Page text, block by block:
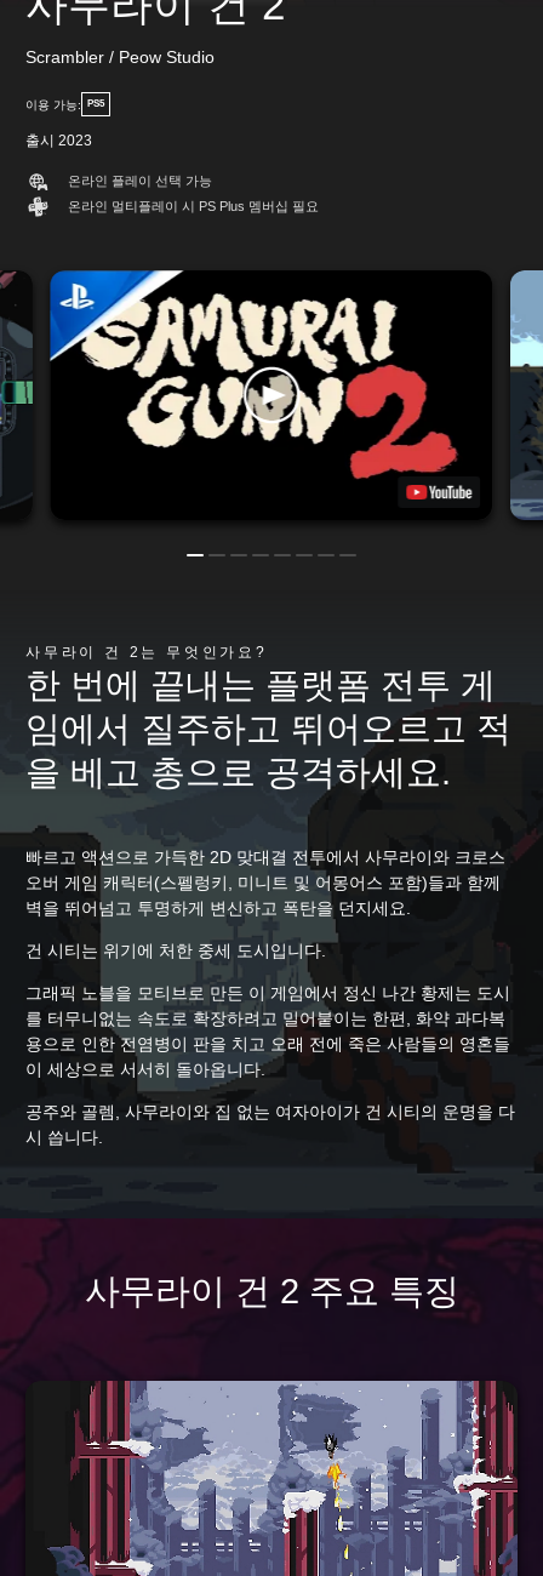
Scrambler / Peow Studio
이용 가능: PS5
출시 2023
온라인 플레이 선택 가능
온라인 멀티플레이 시 PS Plus 멤버십 필요
사무라이 건 2는 무엇인가요?
한 번에 끝내는 플랫폼 전투 게
임에서 질주하고 뛰어오르고 적
을 베고 총으로 공격하세요.
빠르고 액션으로 가득한 2D 맞대결 전투에서 사무라이와 크로스
오버 게임 캐릭터(스펠렁키, 미니트 및 어몽어스 포함)들과 함께
벽을 뛰어넘고 투명하게 변신하고 폭탄을 던지세요.
건 시티는 위기에 처한 중세 도시입니다.
그래픽 노블을 모티브로 만든 이 게임에서 정신 나간 황제는 도시
를 터무니없는 속도로 확장하려고 밀어붙이는 한편, 화약 과다복
용으로 인한 전염병이 판을 치고 오래 전에 죽은 사람들의 영혼들
이 세상으로 서서히 돌아옵니다.
공주와 골렘, 사무라이와 집 없는 여자아이가 건 시티의 운명을 다
시 씁니다.
사무라이 건 2 주요 특징